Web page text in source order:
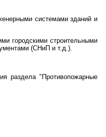
системами зданий и
городскими строительными
(СНиП и т.д.).
раздела "Противопожарные